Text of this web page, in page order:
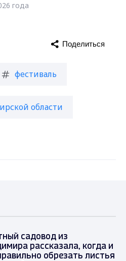
года
фестиваль
области
Поделиться
садовод из
рассказала, когда и
обрезать листья